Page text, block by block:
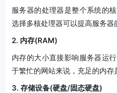
服务器的处理器是整个系统的
选择多核处理器可以提高服务器
2. 内存(RAM)
内存的大小直接影响服务器运
于繁忙的网站来说，充足的内存
3. 存储设备(硬盘/固态硬盘)